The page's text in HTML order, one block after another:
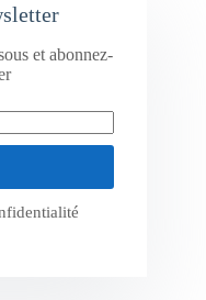
et abonnez-